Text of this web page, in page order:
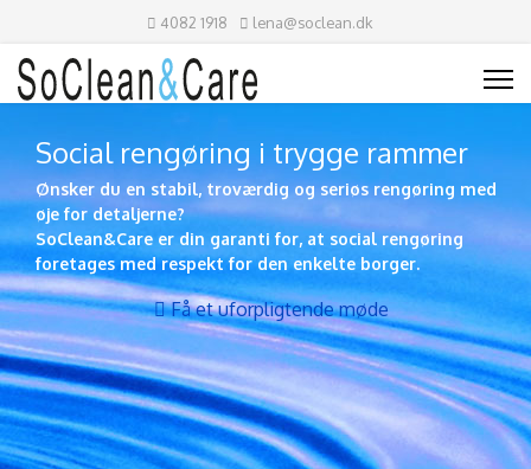
4082 1918 lena@soclean.dk
Social rengøring i trygge rammer
Ønsker du en stabil, troværdig og seriøs rengøring med
øje for detaljerne?
SoClean&Care er din garanti for, at social rengøring
foretages med respekt for den enkelte borger.
Få et uforpligtende møde